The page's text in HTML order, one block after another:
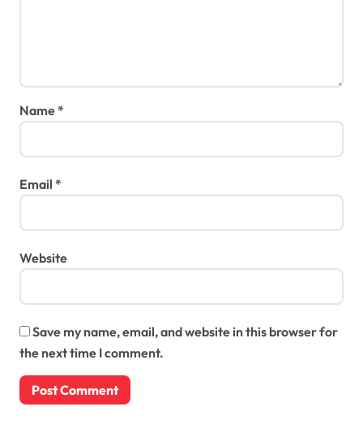
Name*
Email *
Website
Save my name, email, and website in this browser for
the next time I comment.